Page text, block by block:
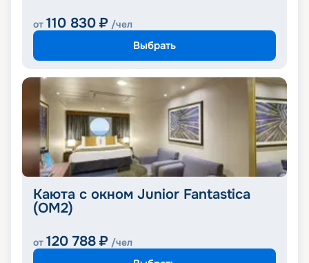
от 110 830 ₽ /чел
Выбрать
Каюта с окном Junior Fantastica
(OM2)
от 120 788 ₽ /чел